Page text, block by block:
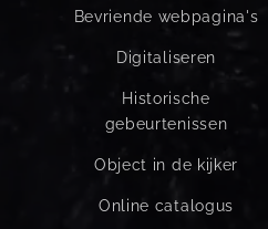
Bevriende webpagina's
Digitaliseren
Historische
gebeurtenissen
Object in de kijker
Online catalogus